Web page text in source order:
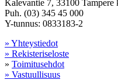
Kalevantie 7, 33100
Puh. (03) 345 45 000
Y-tunnus: 0833183-2
» Yhteystiedot
» Rekisteriseloste
» Toimitusehdot
» Vastuullisuus